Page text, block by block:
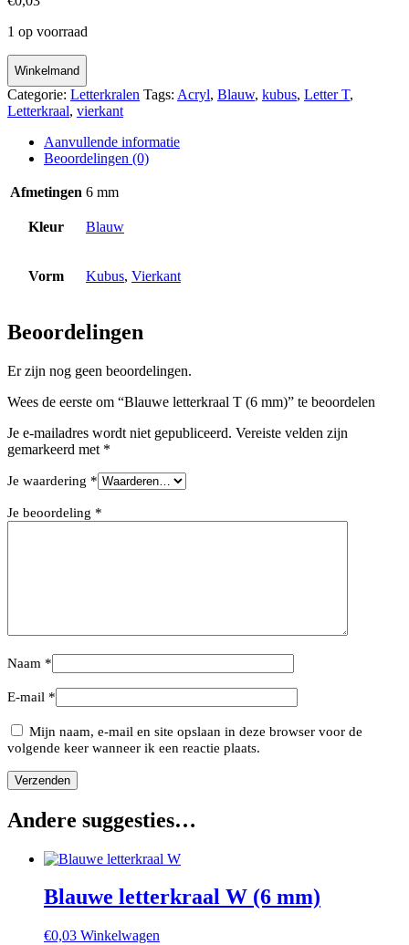
1 op voorraad
Winkelmand
Categorie: Letterkralen Tags: Acryl, Blauw, kubus, Letter T,
Letterkraal, vierkant
Aanvullende informatie
Beoordelingen (0)
Afmetingen 6 mm
Kleur Blauw
Vorm Kubus, Vierkant
Beoordelingen
Er zijn nog geen beoordelingen.
Wees de eerste om “Blauwe letterkraal T (6 mm)” te beoordelen
Je e-mailadres wordt niet gepubliceerd. Vereiste velden zijn
gemarkeerd met *
Je waardering *
Je beoordeling *
Naam *
E-mail *
Mijn naam, e-mail en site opslaan in deze browser voor de
volgende keer wanneer ik een reactie plaats.
Andere suggesties…
Blauwe letterkraal W (6 mm)
€0,03 Winkelwagen